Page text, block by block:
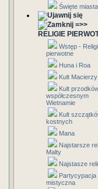
Święte miasta
=>>
RELIGIE
Wstęp -
pierwotne
Huna i Roa
Kult Macierzy
Kult
współczesnym
Wietnamie
Kult
kostnych
Mana
Najstarsze
Malty
Najstasze
Partycypacja
mistyczna